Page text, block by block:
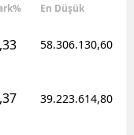
En Düşük
58.306.130,60
39.223.614,80